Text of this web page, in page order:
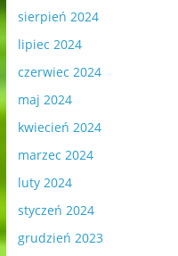
sierpień 2024
lipiec 2024
czerwiec 2024
maj 2024
kwiecień 2024
marzec 2024
luty 2024
styczeń 2024
grudzień 2023